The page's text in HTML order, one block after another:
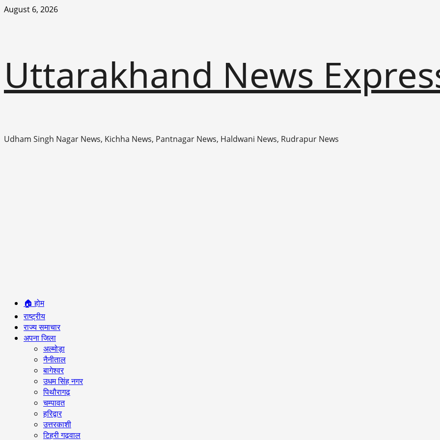
Skip
August 6, 2026
Uttarakhand News
Udham Singh Nagar News, Kichha News, Pantnagar News, Haldwani News, Rudrapur News
Primary
Menu
🏠 होम
राष्ट्रीय
राज्य समाचार
अपना जिला
अल्मोड़ा
नैनीताल
बागेश्वर
उधम सिंह नगर
पिथौरागढ़
चम्पावत
हरिद्वार
उत्तरकाशी
टिहरी गढ़वाल